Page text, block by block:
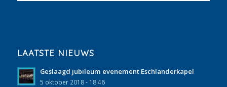
LAATSTE NIEUWS
Geslaagd jubileum evenement Eschlanderkapel
5 oktober 2018 - 18:46